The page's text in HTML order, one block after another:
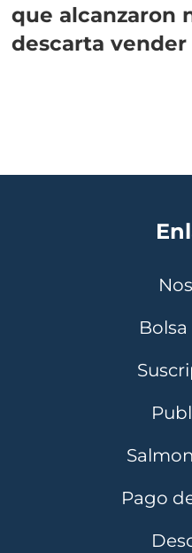
que alcanzaron
descarta vender
Pago